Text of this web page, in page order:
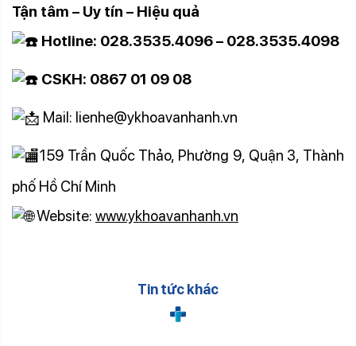
Tận tâm – Uy tín – Hiệu quả
Hotline: 028.3535.4096 – 028.3535.4098
CSKH: 0867 01 09 08
Mail: lienhe@ykhoavanhanh.vn
159 Trần Quốc Thảo, Phường 9, Quận 3, Thành
phố Hồ Chí Minh
Website: www.ykhoavanhanh.vn
Tin tức khác